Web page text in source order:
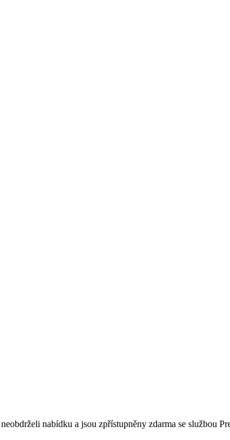
nabídku a jsou zpřístupněny zdarma se službou